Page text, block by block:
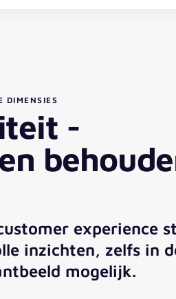
DIMENSIES
-
experience
inzichten, zelfs in
mogelijk.